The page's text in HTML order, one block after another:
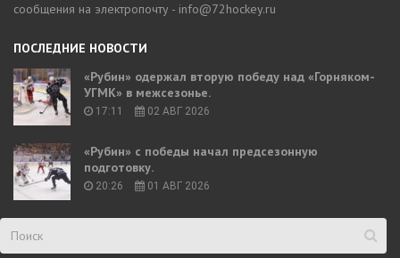
сообщения на электропочту - info@72hockey.ru
ПОСЛЕДНИЕ НОВОСТИ
«Рубин» одержал вторую победу над «Горняком-
УГМК» в межсезонье.
17:11 02 АВГ 2026
«Рубин» с победы начал предсезонную
подготовку.
20:26 01 АВГ 2026